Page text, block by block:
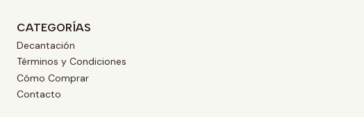
CATEGORÍAS
Decantación
Términos y Condiciones
Cómo Comprar
Contacto